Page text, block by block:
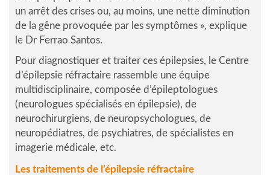
un arrêt des crises ou, au moins, une nette diminution
de la gêne provoquée par les symptômes », explique
le Dr Ferrao Santos.
Pour diagnostiquer et traiter ces épilepsies, le Centre
d’épilepsie réfractaire rassemble une équipe
multidisciplinaire, composée d’épileptologues
(neurologues spécialisés en épilepsie), de
neurochirurgiens, de neuropsychologues, de
neuropédiatres, de psychiatres, de spécialistes en
imagerie médicale, etc.
Les traitements de l’épilepsie réfractaire